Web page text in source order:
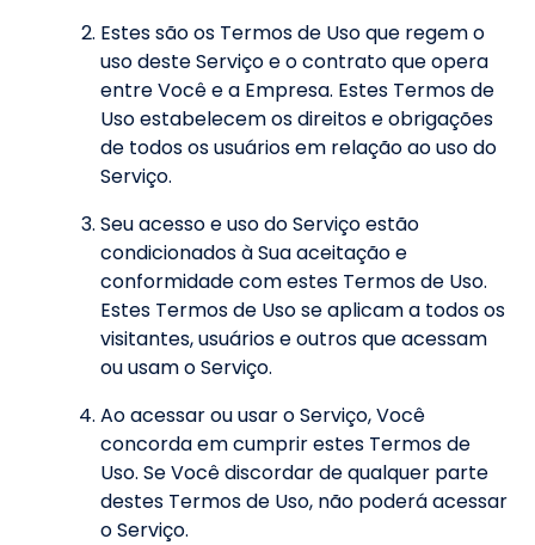
Estes são os Termos de Uso que regem o
uso deste Serviço e o contrato que opera
entre Você e a Empresa. Estes Termos de
Uso estabelecem os direitos e obrigações
de todos os usuários em relação ao uso do
Serviço.
Seu acesso e uso do Serviço estão
condicionados à Sua aceitação e
conformidade com estes Termos de Uso.
Estes Termos de Uso se aplicam a todos os
visitantes, usuários e outros que acessam
ou usam o Serviço.
Ao acessar ou usar o Serviço, Você
concorda em cumprir estes Termos de
Uso. Se Você discordar de qualquer parte
destes Termos de Uso, não poderá acessar
o Serviço.